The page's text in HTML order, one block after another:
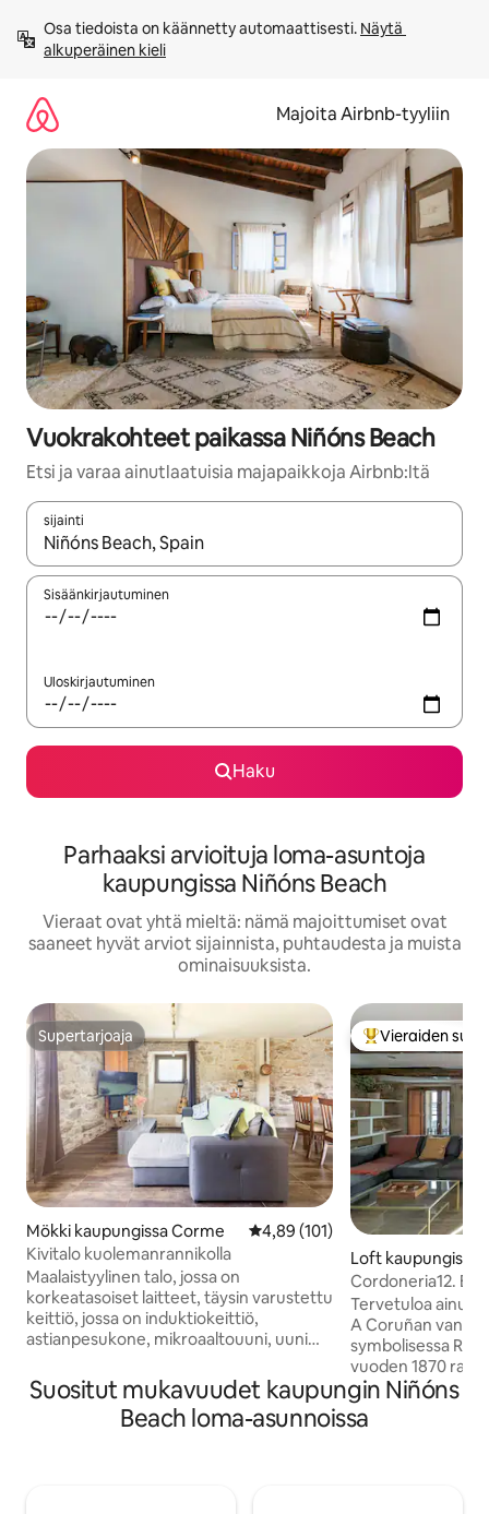
sisältö
väliin
Osa tiedoista on käännetty automaattisesti. Näytä
alkuperäinen kieli
Majoita Airbnb-tyyliin
Vuokrakohteet paikassa Niñóns Beach
Etsi ja varaa ainutlaatuisia majapaikkoja Airbnb:ltä
sijainti
Kun tulokset ovat saatavilla, navigoi ylös- ja alas-
Sisäänkirjautuminen
Uloskirjautuminen
Haku
Parhaaksi arvioituja loma-asuntoja
kaupungissa Niñóns Beach
Vieraat ovat yhtä mieltä: nämä majoittumiset ovat
saaneet hyvät arviot sijainnista, puhtaudesta ja muista
ominaisuuksista.
Supertarjoaja
Supertarjoaja
Mökki kaupungissa Corme Keskimääräinen arvio 4,89/5,
4,89 (101)
Kivitalo kuolemanrannikolla
Maalaistyylinen talo, jossa on
korkeatasoiset laitteet, täysin varustettu
keittiö, jossa on induktiokeittiö,
astianpesukone, mikroaaltouuni, uuni
jonka kapasiteetti on 7 Kg.
Musiikkiravintola ja WIFI, maanpäällinen
signaali ja satelliitti, jossa on moderni 43
Vieraiden
Vieraiden
Loft kaupungissa
Cordoneria12.
Tervetuloa
A Coruñan
symbolisessa
vuoden 1870
tila on
säilyttänyt
on integroitu
Suositut mukavuudet kaupungin Niñóns
Beach loma-asunnoissa